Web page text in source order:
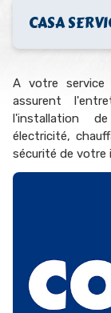
CASA
A votre
assurent
l'installation de
électricité,
sécurité de votre